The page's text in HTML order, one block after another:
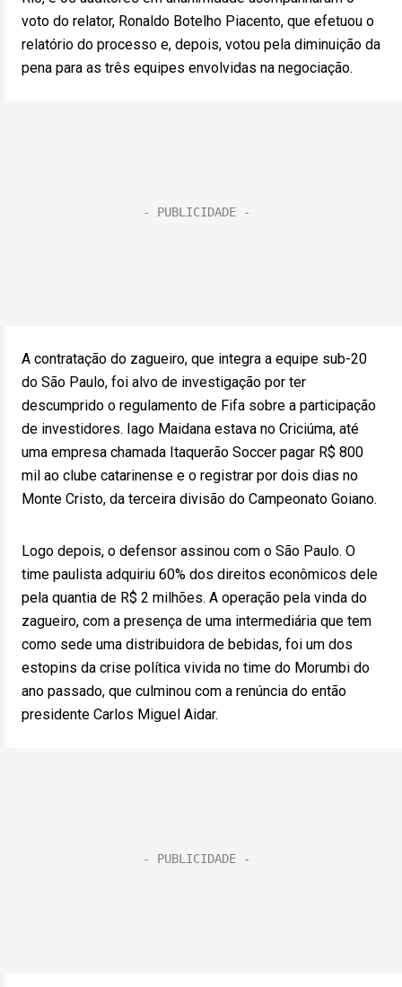
voto do relator, Ronaldo Botelho Piacento, que efetuou o
relatório do processo e, depois, votou pela diminuição da
pena para as três equipes envolvidas na negociação.
A contratação do zagueiro, que integra a equipe sub-20
do São Paulo, foi alvo de investigação por ter
descumprido o regulamento de Fifa sobre a participação
de investidores. Iago Maidana estava no Criciúma, até
uma empresa chamada Itaquerão Soccer pagar R$ 800
mil ao clube catarinense e o registrar por dois dias no
Monte Cristo, da terceira divisão do Campeonato Goiano.
Logo depois, o defensor assinou com o São Paulo. O
time paulista adquiriu 60% dos direitos econômicos dele
pela quantia de R$ 2 milhões. A operação pela vinda do
zagueiro, com a presença de uma intermediária que tem
como sede uma distribuidora de bebidas, foi um dos
estopins da crise política vivida no time do Morumbi do
ano passado, que culminou com a renúncia do então
presidente Carlos Miguel Aidar.